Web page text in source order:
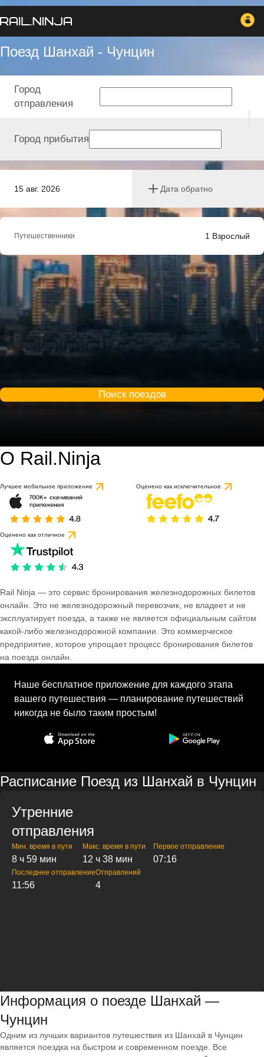
Поезд Шанхай - Чунцин
15 авг. 2026 Дата обратно
Город
отправления
Город прибытия
Путешественники 1 Взрослый
Поиск поездов
О Rail.Ninja
Лучшее мобильное приложение Оценено как исключительное
Оценено как отличное
Rail Ninja — это сервис бронирования железнодорожных билетов
онлайн. Это не железнодорожный перевозчик, не владеет и не
эксплуатирует поезда, а также не является официальным сайтом
какой-либо железнодорожной компании. Это коммерческое
предприятие, которое упрощает процесс бронирования билетов
на поезда онлайн.
Наше бесплатное приложение для каждого этапа
вашего путешествия — планирование путешествий
никогда не было таким простым!
Расписание Поезд из Шанхай в Чунцин
Утренние
отправления
Мин. время в пути
8 ч 59 мин
Макс. время в пути
12 ч 38 мин
Первое отправление
07:16
Последнее отправление
11:56
Отправлений
4
Информация о поезде Шанхай —
Чунцин
Одним из лучших вариантов путешествия из Шанхай в Чунцин
является поездка на быстром и современном поезде. Все
на основе 1 отзыва